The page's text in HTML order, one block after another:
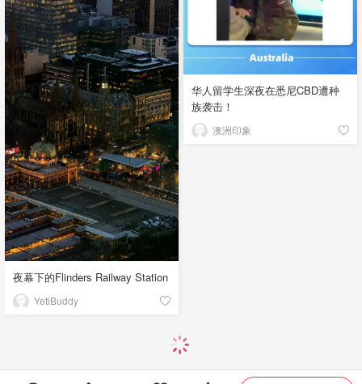
华人留学生深夜在悉尼CBD遭种
族袭击！
澳洲印象
夜幕下的Flinders Railway Station
YetiBuddy